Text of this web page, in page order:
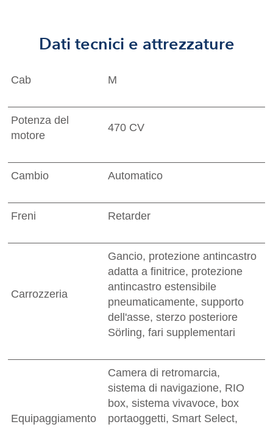
Dati tecnici e attrezzature
Cab M
Potenza del
motore
470 CV
Cambio Automatico
Freni Retarder
Carrozzeria
Gancio, protezione antincastro
adatta a finitrice, protezione
antincastro estensibile
pneumaticamente, supporto
dell'asse, sterzo posteriore
Sörling, fari supplementari
Equipaggiamento
Camera di retromarcia,
sistema di navigazione, RIO
box, sistema vivavoce, box
portaoggetti, Smart Select,